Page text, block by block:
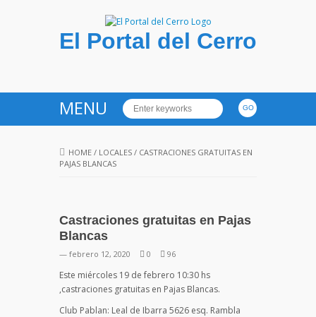
El Portal del Cerro
MENU
HOME / LOCALES / CASTRACIONES GRATUITAS EN
PAJAS BLANCAS
Castraciones gratuitas en Pajas
Blancas
— febrero 12, 2020 0 96
Este miércoles 19 de febrero 10:30 hs
,castraciones gratuitas en Pajas Blancas.
Club Pablan: Leal de Ibarra 5626 esq. Rambla